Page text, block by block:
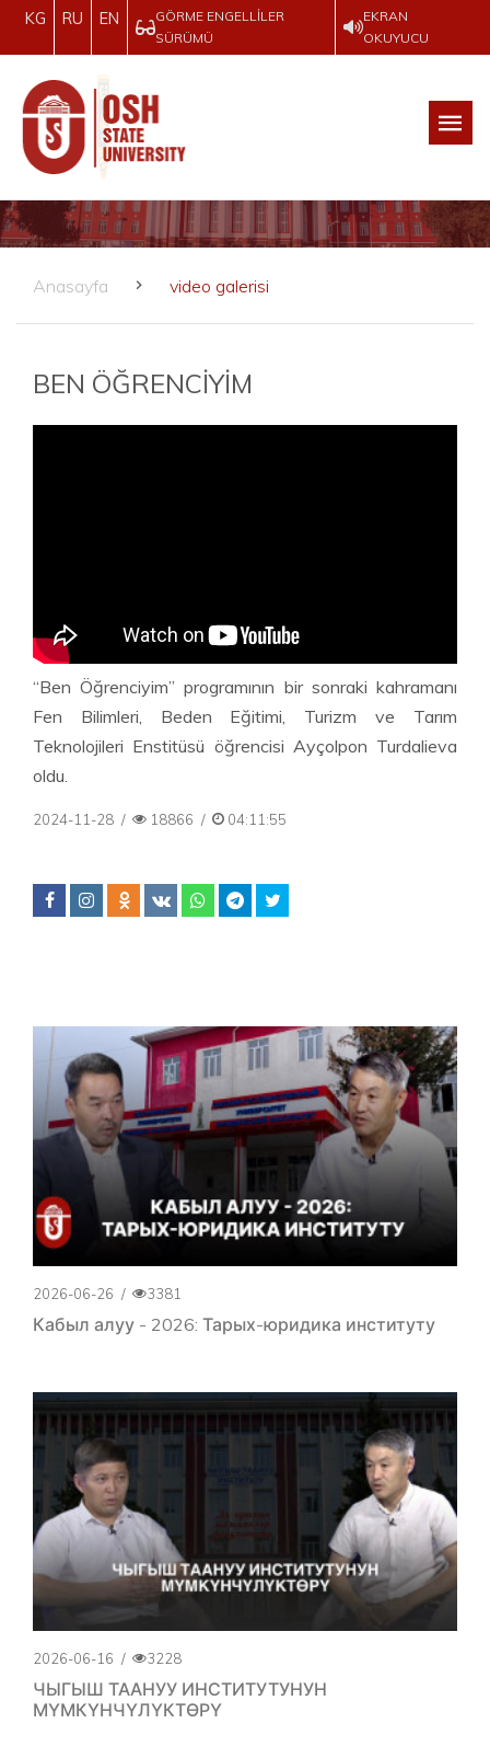
KG RU EN
GÖRME ENGELLILER
SÜRÜMÜ
EKRAN
OKUYUCU
Anasayfa video galerisi
BEN ÖĞRENCİYİM
“Ben Öğrenciyim” programının bir sonraki kahramanı
Fen Bilimleri, Beden Eğitimi, Turizm ve Tarım
Teknolojileri Enstitüsü öğrencisi Ayçolpon Turdalieva
oldu.
2024-11-28 / 18866 / 04:11:55
2026-06-26 / 3381
Кабыл алуу - 2026: Тарых-юридика институту
2026-06-16 / 3228
ЧЫГЫШ ТААНУУ ИНСТИТУТУНУН
МҮМКҮНЧҮЛҮКТӨРҮ